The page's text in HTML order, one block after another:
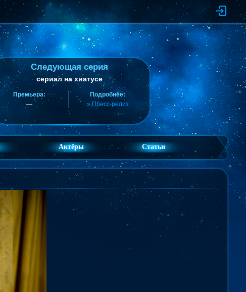
Следующая серия
сериал на хиатусе
Премьера:
—
Подробнее:
» Пресс-релиз
Актёры Статьи